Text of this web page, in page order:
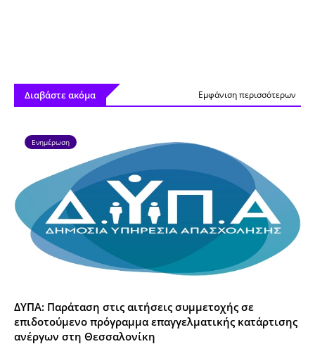
Διαβάστε ακόμα Εμφάνιση περισσότερων
Ενημέρωση
ΔΥΠΑ: Παράταση στις αιτήσεις συμμετοχής σε
επιδοτούμενο πρόγραμμα επαγγελματικής κατάρτισης
ανέργων στη Θεσσαλονίκη